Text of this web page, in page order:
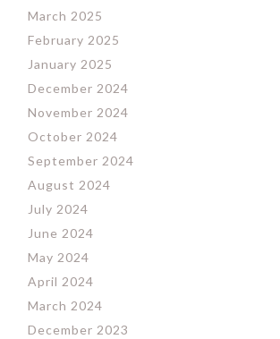
March 2025
February 2025
January 2025
December 2024
November 2024
October 2024
September 2024
August 2024
July 2024
June 2024
May 2024
April 2024
March 2024
December 2023